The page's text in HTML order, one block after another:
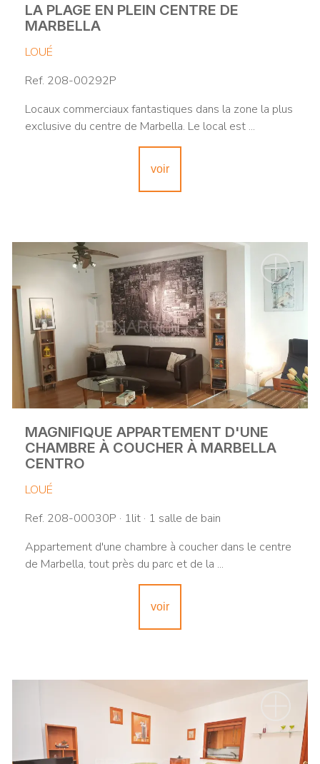
LA PLAGE EN PLEIN CENTRE DE
MARBELLA
LOUÉ
Ref. 208-00292P
Locaux commerciaux fantastiques dans la zone la plus
exclusive du centre de Marbella. Le local est ...
voir
MAGNIFIQUE APPARTEMENT D'UNE
CHAMBRE À COUCHER À MARBELLA
CENTRO
LOUÉ
Ref. 208-00030P · 1lit · 1 salle de bain
Appartement d'une chambre à coucher dans le centre
de Marbella, tout près du parc et de la ...
voir